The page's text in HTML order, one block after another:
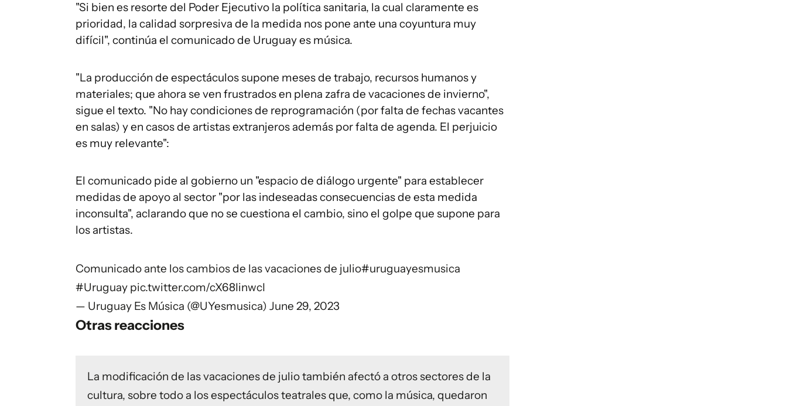
"Si bien es resorte del Poder Ejecutivo la política sanitaria, la cual claramente es
prioridad, la calidad sorpresiva de la medida nos pone ante una coyuntura muy
difícil", continúa el comunicado de Uruguay es música.
"La producción de espectáculos supone meses de trabajo, recursos humanos y
materiales; que ahora se ven frustrados en plena zafra de vacaciones de invierno",
sigue el texto. "No hay condiciones de reprogramación (por falta de fechas vacantes
en salas) y en casos de artistas extranjeros además por falta de agenda. El perjuicio
es muy relevante":
El comunicado pide al gobierno un "espacio de diálogo urgente" para establecer
medidas de apoyo al sector "por las indeseadas consecuencias de esta medida
inconsulta", aclarando que no se cuestiona el cambio, sino el golpe que supone para
los artistas.
Comunicado ante los cambios de las vacaciones de julio#uruguayesmusica
#Uruguay pic.twitter.com/cX68IinwcI
— Uruguay Es Música (@UYesmusica) June 29, 2023
Otras reacciones
La modificación de las vacaciones de julio también afectó a otros sectores de la
cultura, sobre todo a los espectáculos teatrales que, como la música, quedaron